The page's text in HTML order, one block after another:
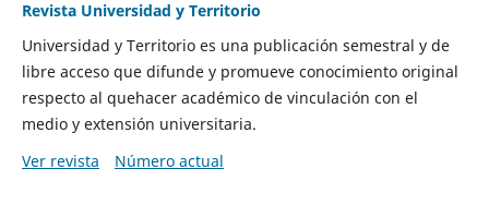
Revista Universidad y Territorio
Universidad y Territorio es una publicación semestral y de
libre acceso que difunde y promueve conocimiento original
respecto al quehacer académico de vinculación con el
medio y extensión universitaria.
Ver revista
Número actual